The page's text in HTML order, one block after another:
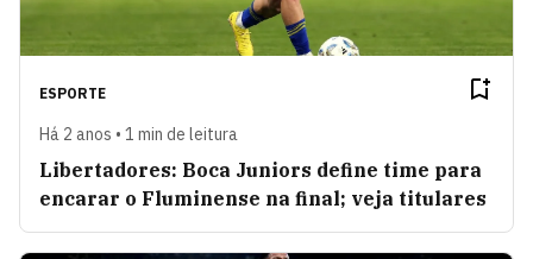
ESPORTE
Há 2 anos • 1 min de leitura
Libertadores: Boca Juniors define time para
encarar o Fluminense na final; veja titulares